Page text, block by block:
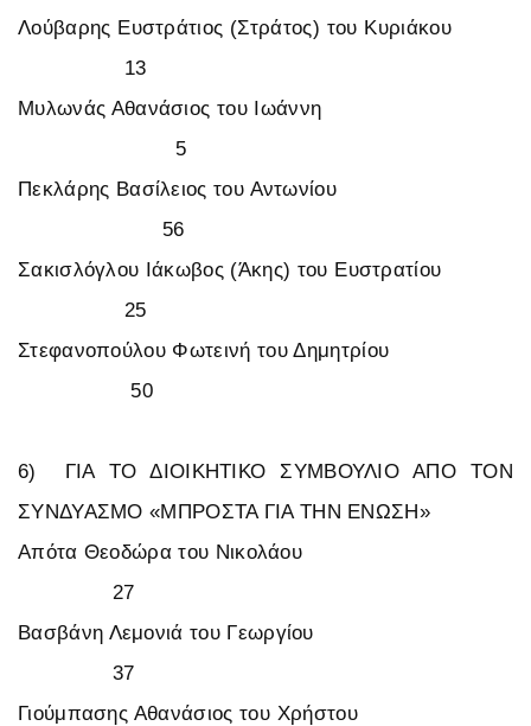
Λούβαρης Ευστράτιος (Στράτος) του Κυριάκου
13
Μυλωνάς Αθανάσιος του Ιωάννη
5
Πεκλάρης Βασίλειος του Αντωνίου
56
Σακισλόγλου Ιάκωβος (Άκης) του Ευστρατίου
25
Στεφανοπούλου Φωτεινή του Δημητρίου
50
6) ΓΙΑ ΤΟ ΔΙΟΙΚΗΤΙΚΟ ΣΥΜΒΟΥΛΙΟ ΑΠΟ ΤΟΝ
ΣΥΝΔΥΑΣΜΟ «ΜΠΡΟΣΤΑ ΓΙΑ ΤΗΝ ΕΝΩΣΗ»
Απότα Θεοδώρα του Νικολάου
27
Βασβάνη Λεμονιά του Γεωργίου
37
Γιούμπασης Αθανάσιος του Χρήστου